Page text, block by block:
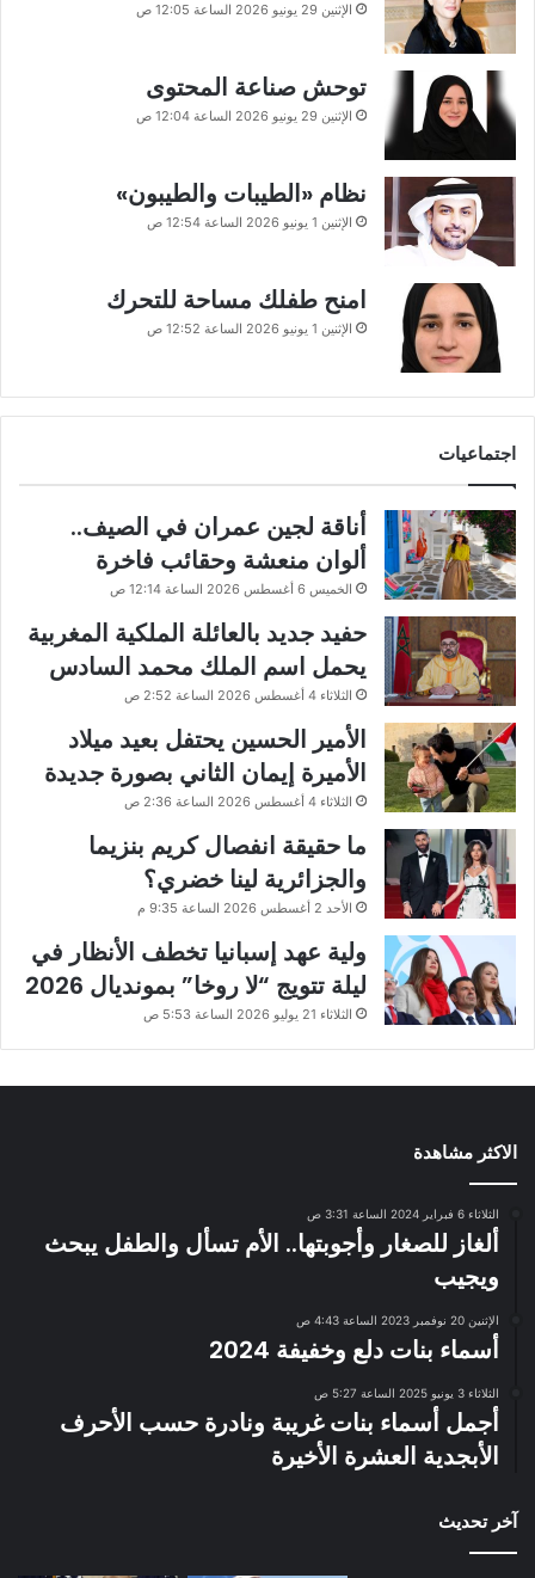
الإثنين 29 يونيو 2026 الساعة 12:05 ص
توحش صناعة المحتوى
الإثنين 29 يونيو 2026 الساعة 12:04 ص
نظام «الطيبات والطيبون»
الإثنين 1 يونيو 2026 الساعة 12:54 ص
امنح طفلك مساحة للتحرك
الإثنين 1 يونيو 2026 الساعة 12:52 ص
اجتماعيات
أناقة لجين عمران في الصيف..
ألوان منعشة وحقائب فاخرة
الخميس 6 أغسطس 2026 الساعة 12:14 ص
حفيد جديد بالعائلة الملكية المغربية
يحمل اسم الملك محمد السادس
الثلاثاء 4 أغسطس 2026 الساعة 2:52 ص
الأمير الحسين يحتفل بعيد ميلاد
الأميرة إيمان الثاني بصورة جديدة
الثلاثاء 4 أغسطس 2026 الساعة 2:36 ص
ما حقيقة انفصال كريم بنزيما
والجزائرية لينا خضري؟
الأحد 2 أغسطس 2026 الساعة 9:35 م
ولية عهد إسبانيا تخطف الأنظار في
ليلة تتويج “لا روخا” بمونديال 2026
الثلاثاء 21 يوليو 2026 الساعة 5:53 ص
الاكثر مشاهدة
الثلاثاء 6 فبراير 2024 الساعة 3:31 ص
ألغاز للصغار وأجوبتها.. الأم تسأل والطفل يبحث
ويجيب
الإثنين 20 نوفمبر 2023 الساعة 4:43 ص
أسماء بنات دلع وخفيفة 2024
الثلاثاء 3 يونيو 2025 الساعة 5:27 ص
أجمل أسماء بنات غريبة ونادرة حسب الأحرف
الأبجدية العشرة الأخيرة
آخر تحديث